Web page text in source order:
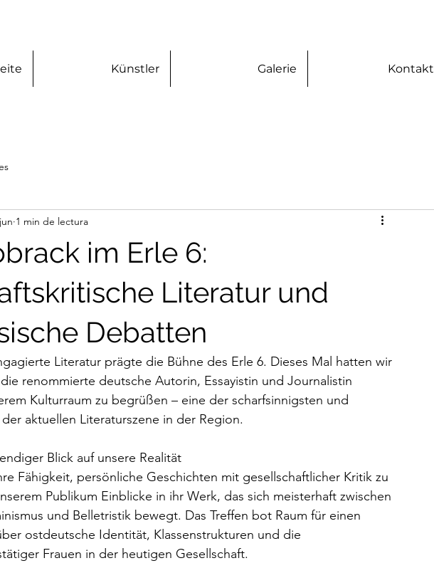
Künstler Galerie Kontakt
im Erle 6:
Literatur und
Debatten
1 min de lectura
Literatur prägte die Bühne des Erle 6. Dieses Mal hatten wir
renommierte deutsche Autorin, Essayistin und Journalistin
Kulturraum zu begrüßen – eine der scharfsinnigsten und
aktuellen Literaturszene in der Region.
Blick auf unsere Realität
Fähigkeit, persönliche Geschichten mit gesellschaftlicher Kritik zu
Publikum Einblicke in ihr Werk, das sich meisterhaft zwischen
und Belletristik bewegt. Das Treffen bot Raum für einen
ostdeutsche Identität, Klassenstrukturen und die
Frauen in der heutigen Gesellschaft.